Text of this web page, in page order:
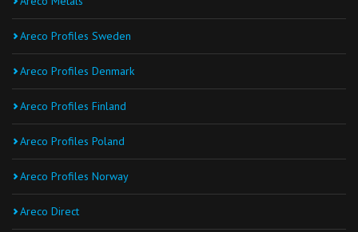
Areco Profiles Sweden
Areco Profiles Denmark
Areco Profiles Finland
Areco Profiles Poland
Areco Profiles Norway
Areco Direct